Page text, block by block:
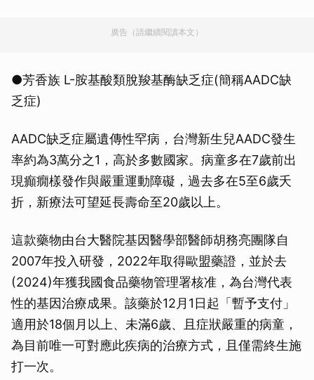
廣告（請繼續閱讀本文）
●芳香族 L-胺基酸類脫羧基酶缺乏症(簡稱AADC缺
乏症)
AADC缺乏症屬遺傳性罕病，台灣新生兒AADC發生
率約為3萬分之1，高於多數國家。病童多在7歲前出
現癲癇樣發作與嚴重運動障礙，過去多在5至6歲夭
折，新療法可望延長壽命至20歲以上。
這款藥物由台大醫院基因醫學部醫師胡務亮團隊自
2007年投入研發，2022年取得歐盟藥證，並於去
(2024)年獲我國食品藥物管理署核准，為台灣代表
性的基因治療成果。該藥於12月1日起「暫予支付」
適用於18個月以上、未滿6歲、且症狀嚴重的病童，
為目前唯一可對應此疾病的治療方式，且僅需終生施
打一次。